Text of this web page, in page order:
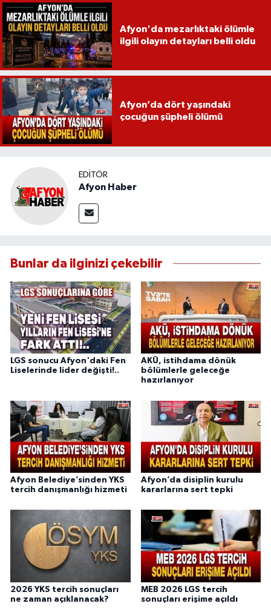
Afyon'da mezarlıktaki ölümle
ilgili olayın detayları belli oldu
Afyon’da dört yaşındaki
çocuğun şüpheli ölümü
EDITÖR
Afyon Haber
Bunlar da ilginizi çekebilir
LGS sonucu Afyon'daki Fen
Liselerinde lider değişti!..
AKÜ, istihdama dönük
bölümlerle geleceğe
hazırlanıyor
Afyon Belediye’sinden YKS
tercih danışmanlığı hizmeti
Afyon’da disiplin kurulu
kararlarına sert tepki
2026 YKS tercih sonuçları
ne zaman açıklanacak?
MEB 2026 LGS tercih
sonuçları erişime açıldı